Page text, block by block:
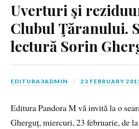
Uverturi şi
Clubul Ţăranului.
lectură Sorin
EDITURA3ADMIN 23 FEBRUARY
Editura Pandora M vă invită la o
Gherguț, miercuri, 23 februarie, de